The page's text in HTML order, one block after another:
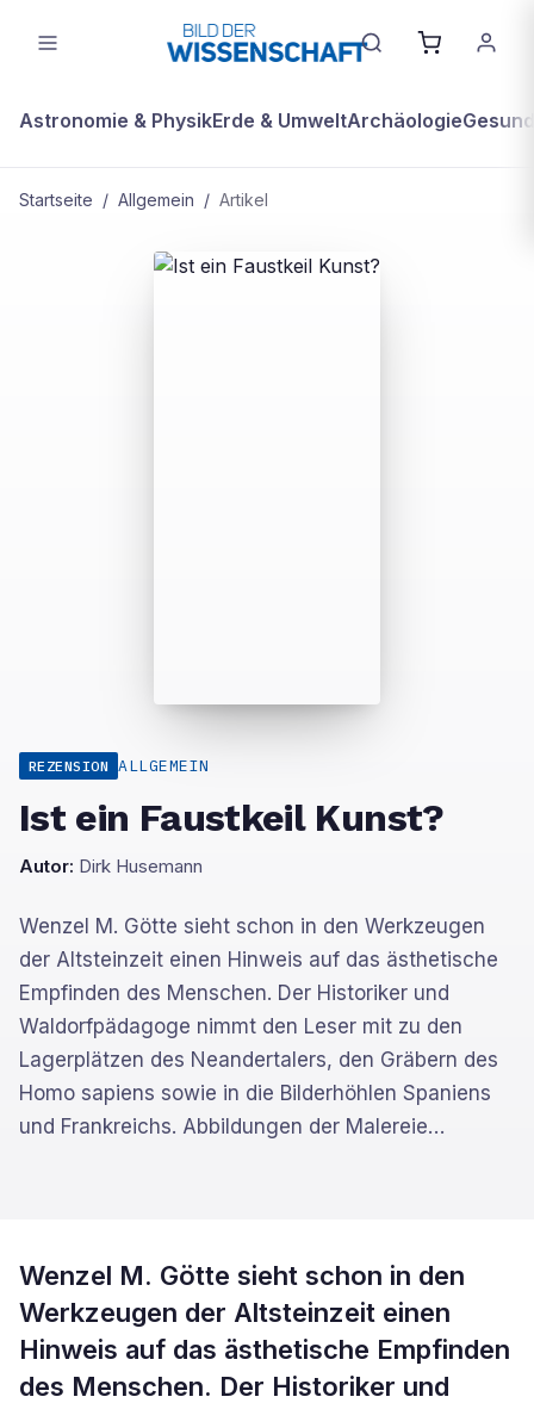
Astronomie & PhysikErde & UmweltArchäologie
Startseite / Allgemein / Artikel
REZENSION ALLGEMEIN
Ist ein Faustkeil Kunst?
Autor: Dirk Husemann
Wenzel M. Götte sieht schon in den Werkzeugen
der Altsteinzeit einen Hinweis auf das ästhetische
Empfinden des Menschen. Der Historiker und
Waldorfpädagoge nimmt den Leser mit zu den
Lagerplätzen des Neandertalers, den Gräbern des
Homo sapiens sowie in die Bilderhöhlen Spaniens
und Frankreichs. Abbildungen der Malereie…
Wenzel M. Götte sieht schon in den
Werkzeugen der Altsteinzeit einen
Hinweis auf das ästhetische Empfinden
des Menschen. Der Historiker und